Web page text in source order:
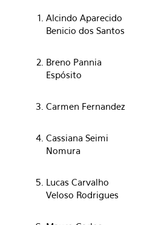
Alcindo Aparecido
Benicio dos Santos
Breno Pannia
Espósito
Carmen Fernandez
Cassiana Seimi
Nomura
Lucas Carvalho
Veloso Rodrigues